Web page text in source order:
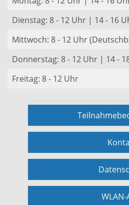
Dienstag: 8 - 12 Uhr | 14 - 16
Mittwoch: 8 - 12 Uhr
Donnerstag: 8 - 12 Uhr | 14 -
Freitag: 8 - 12 Uhr
WLAN-